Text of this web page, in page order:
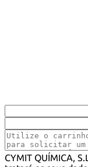
CYMIT QUÍMICA,